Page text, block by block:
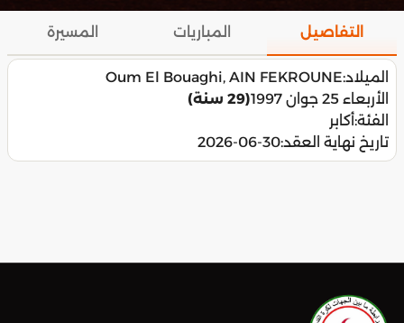
التفاصيل المباريات المسيرة
الميلاد:Oum El Bouaghi, AIN FEKROUNE
الأربعاء 25 جوان 1997
(29 سنة)
الفئة:أكابر
تاريخ نهاية العقد:2026-06-30